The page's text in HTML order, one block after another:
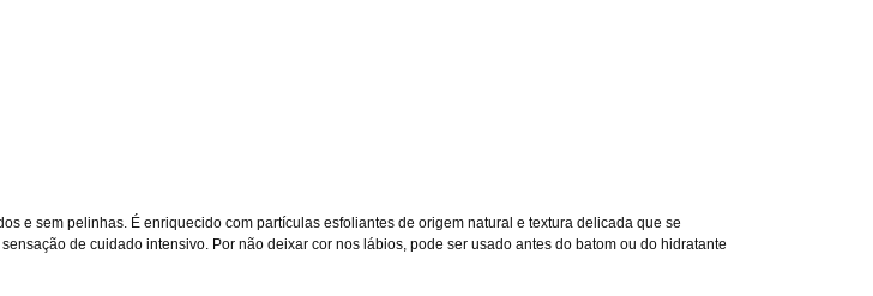
e sem pelinhas. É enriquecido com partículas esfoliantes de origem natural e textura delicada que se
de cuidado intensivo. Por não deixar cor nos lábios, pode ser usado antes do batom ou do hidratante